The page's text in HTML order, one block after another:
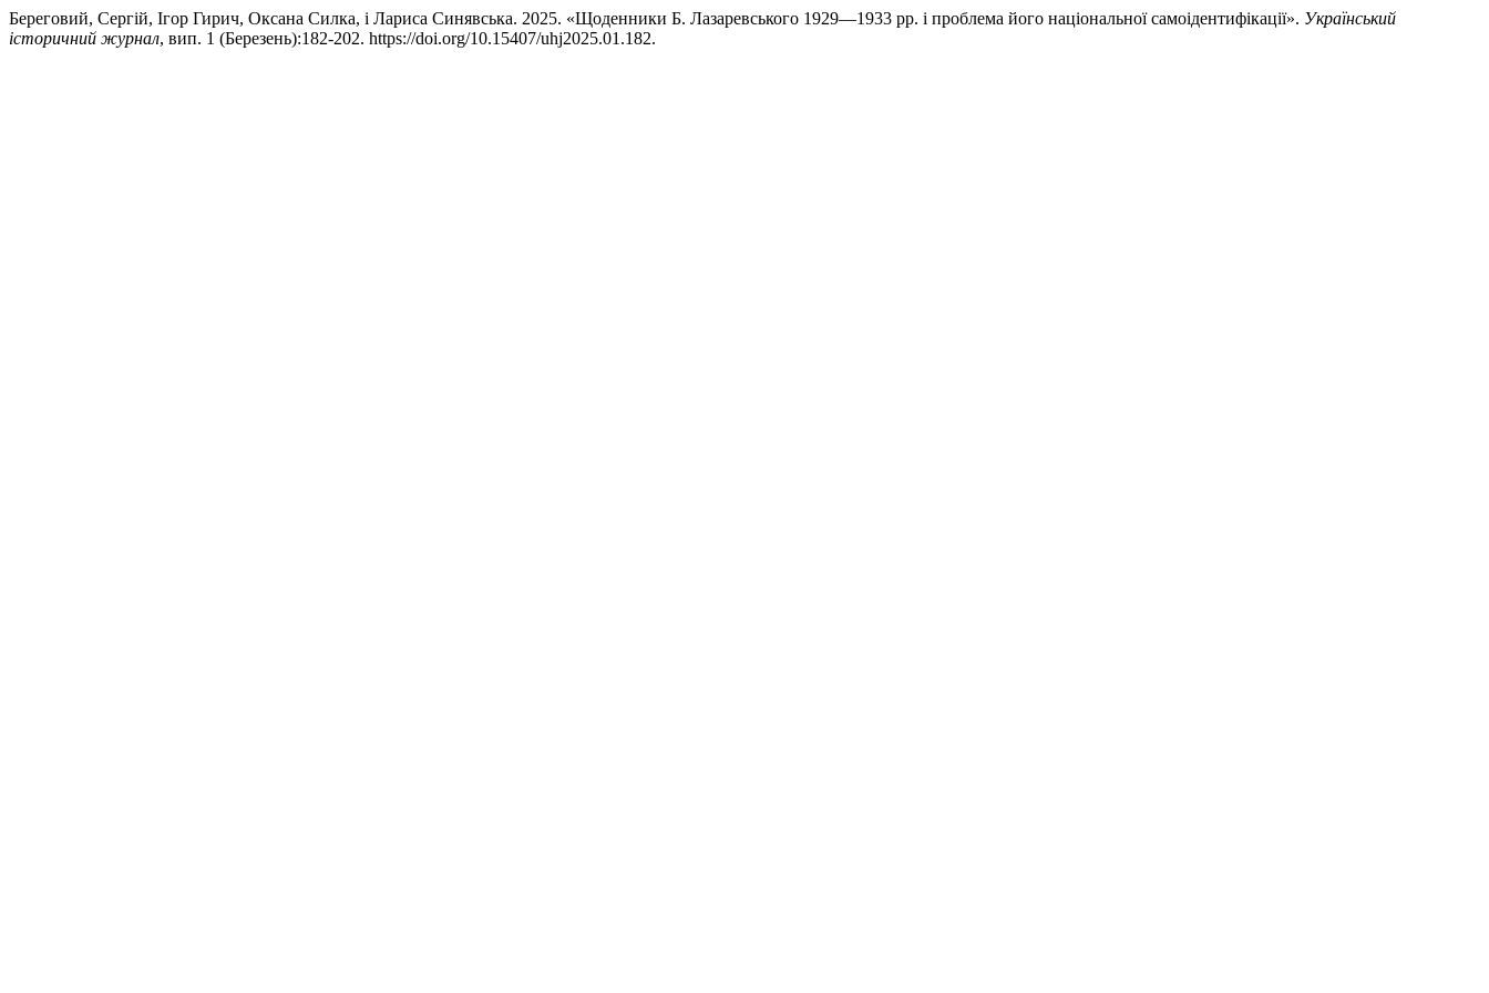
Береговий, Сергій, Ігор Гирич, Оксана Силка, і Лариса Синявська. 2025. «Щоденники Б. Лазаревського 1929—1933 рр. і проблема його національної самоідентифікації». Український
історичний журнал, вип. 1 (Березень):182-202. https://doi.org/10.15407/uhj2025.01.182.